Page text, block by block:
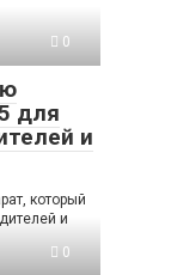
0
для
и
который
и
0